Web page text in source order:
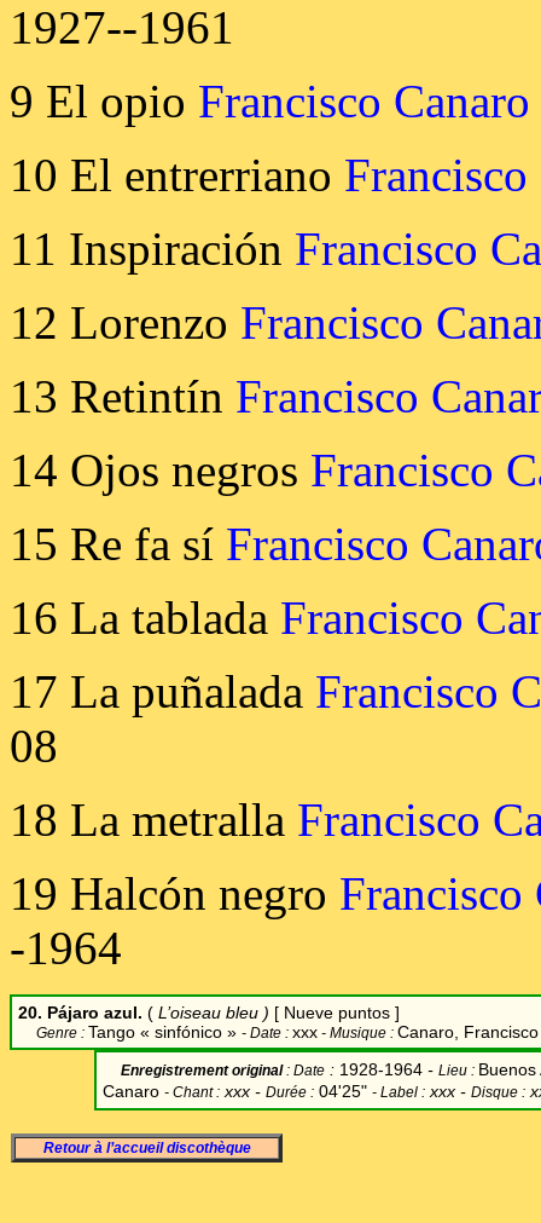
1927--1961
9 El opio Francisco Canaro
10 El entrerriano Francisco
11 Inspiración Francisco
12 Lorenzo Francisco
13 Retintín Francisco
14 Ojos negros Francisco
15 Re fa sí Francisco
16 La tablada Francisco
17 La puñalada Francisco
08
18 La metralla Francisco
19 Halcón negro Francisco
-1964
20. Pájaro azul. ( L’oiseau bleu ) [ Nueve puntos ]
Genre : Tango « sinfónico » - Date : xxx - Musique : Canaro,
Enregistrement original: Date : 1928-1964 - Lieu :
Canaro - Chant: xxx - Durée : 04'25" - Label : xxx - Disque :
Retour à l’accueil discothèque